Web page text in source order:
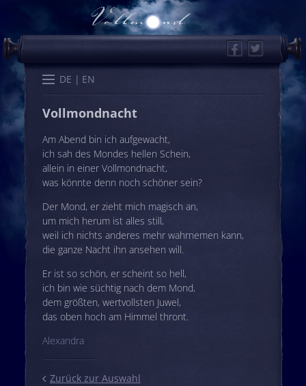
FacebookTwitter
DE EN
Start Kalender Karten
Vollmondnacht
Am Abend bin ich aufgewacht,
ich sah des Mondes hellen Schein,
allein in einer Vollmondnacht,
was könnte denn noch schöner sein?
Der Mond, er zieht mich magisch an,
um mich herum ist alles still,
weil ich nichts anderes mehr wahrnemen kann,
die ganze Nacht ihn ansehen will.
Er ist so schön, er scheint so hell,
ich bin wie süchtig nach dem Mond,
dem größten, wertvollsten Juwel,
das oben hoch am Himmel thront.
Alexandra
Zurück zur Auswahl